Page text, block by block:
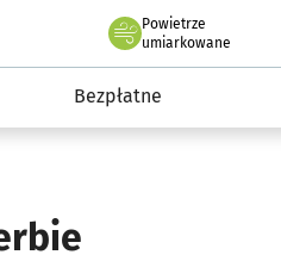
Powietrze
we Wrocławiu
umiarkowane
Bezpłatne